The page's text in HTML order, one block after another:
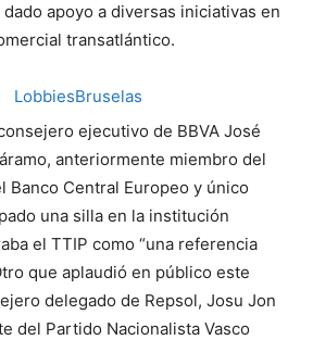
apoyo a diversas iniciativas en
transatlántico.
ejecutivo de BBVA José
anteriormente miembro del
Banco Central Europeo y único
una silla en la institución
el TTIP como “una referencia
que aplaudió en público este
delegado de Repsol, Josu Jon
del Partido Nacionalista Vasco